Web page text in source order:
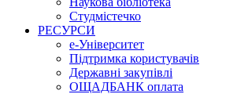
Студмістечко
РЕСУРСИ
е-Університет
Підтримка користувачів
Державні закупівлі
ОЩАДБАНК оплата